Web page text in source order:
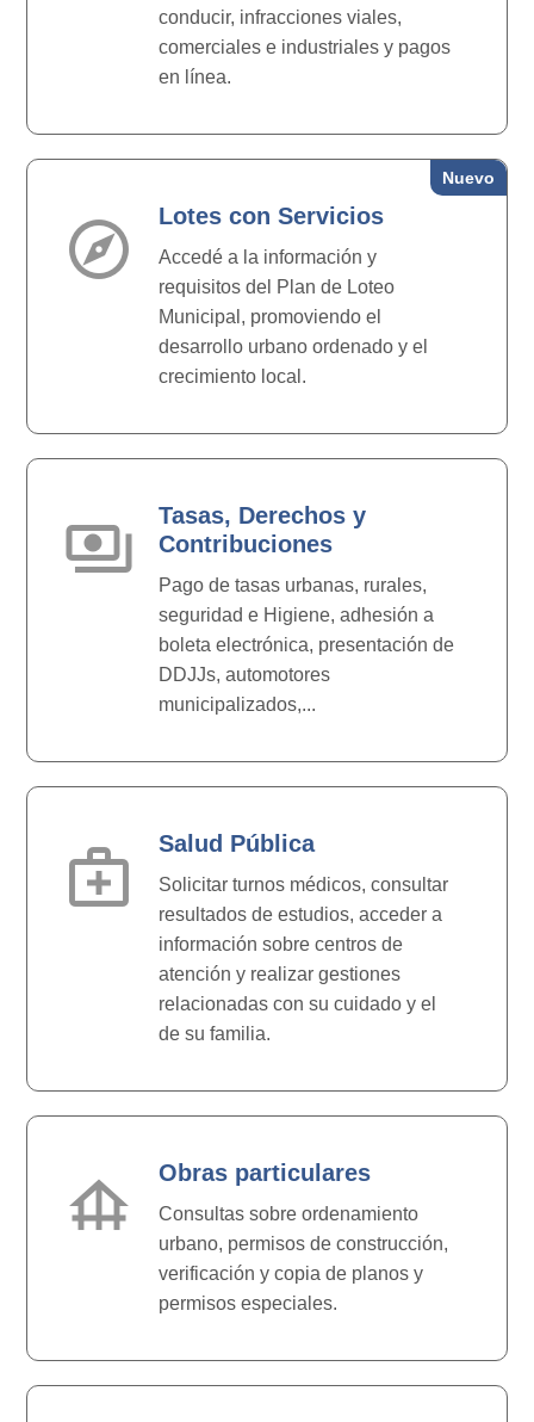
conducir, infracciones viales,
comerciales e industriales y pagos
en línea.
Nuevo
explore Lotes con Servicios
Accedé a la información y
requisitos del Plan de Loteo
Municipal, promoviendo el
desarrollo urbano ordenado y el
crecimiento local.
payments
Tasas, Derechos y
Contribuciones
Pago de tasas urbanas, rurales,
seguridad e Higiene, adhesión a
boleta electrónica, presentación de
DDJJs, automotores
municipalizados,...
medical_services Salud Pública
Solicitar turnos médicos, consultar
resultados de estudios, acceder a
información sobre centros de
atención y realizar gestiones
relacionadas con su cuidado y el
de su familia.
foundation Obras particulares
Consultas sobre ordenamiento
urbano, permisos de construcción,
verificación y copia de planos y
permisos especiales.